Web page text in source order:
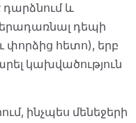
և
դեպի
փորձից հետո), երբ
կախվածություն
ինչպես մենեջերի